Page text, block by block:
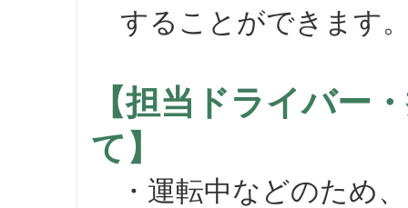
することができます
【担当ドライバー
て】
・運転中などのため